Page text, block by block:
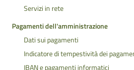
Servizi in rete
Pagamenti dell'amministrazione
Dati sui pagamenti
Indicatore di tempestività dei
IBAN e pagamenti informatici